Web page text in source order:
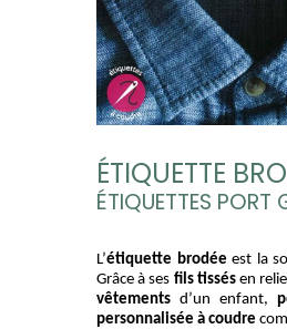
ÉTIQUETTE
ÉTIQUETTES PORT
L’étiquette brodée est la
Grâce à ses fils tissés en
vêtements d’un enfant,
personnalisée à coudre